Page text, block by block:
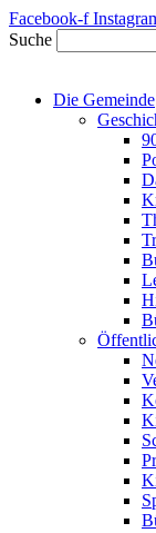
Zum
Inhalt
springen
Facebook-f
Suche
Die Gemeinde